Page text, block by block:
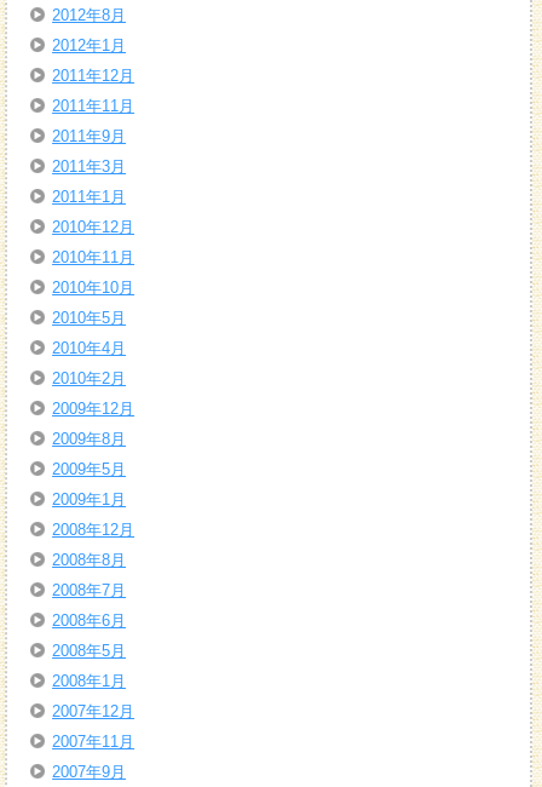
2012年8月
2012年1月
2011年12月
2011年11月
2011年9月
2011年3月
2011年1月
2010年12月
2010年11月
2010年10月
2010年5月
2010年4月
2010年2月
2009年12月
2009年8月
2009年5月
2009年1月
2008年12月
2008年8月
2008年7月
2008年6月
2008年5月
2008年1月
2007年12月
2007年11月
2007年9月